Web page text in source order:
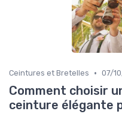
Ceintures et Bretelles • 07/
Comment choisir
ceinture élégante